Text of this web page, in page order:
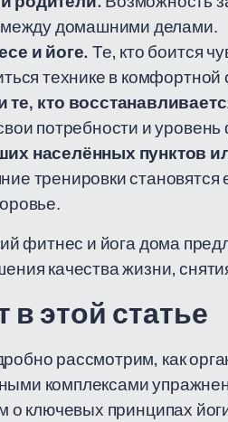
домашними делами.
и йоге. Те, кто боится
технике в комфортной
кто
потребности и уровень
населённых пунктов
тренировки
фитнес и йога дома
качества жизни,
в этой статье
рассмотрим, как
комплексами
о ключевых принципах